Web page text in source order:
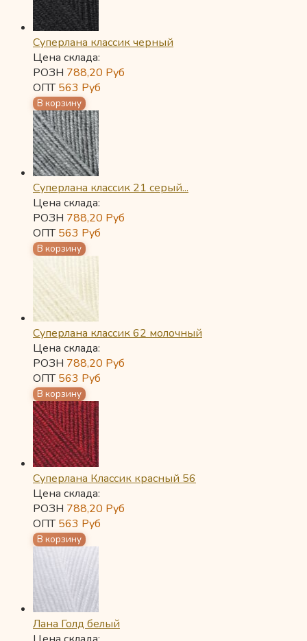
Суперлана классик черный
Цена склада:
РОЗН 788,20 Руб
ОПТ563 Руб
Суперлана классик 21 серый...
Цена склада:
РОЗН 788,20 Руб
ОПТ563 Руб
Суперлана классик 62 молочный
Цена склада:
РОЗН 788,20 Руб
ОПТ563 Руб
Суперлана Классик красный 56
Цена склада:
РОЗН 788,20 Руб
ОПТ563 Руб
Лана Голд белый